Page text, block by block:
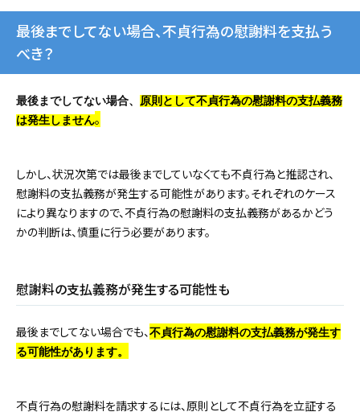
最後までしてない場合、不貞行為の慰謝料を支払う
べき？
最後までしてない場合、 原則として不貞行為の慰謝料の支払義務
は発生しません。
しかし、状況次第では最後までしていなくても不貞行為と推認され、
慰謝料の支払義務が発生する可能性があります。それぞれのケース
により異なりますので、不貞行為の慰謝料の支払義務があるかどう
かの判断は、慎重に行う必要があります。
慰謝料の支払義務が発生する可能性も
最後までしてない場合でも、不貞行為の慰謝料の支払義務が発生す
る可能性があります。
不貞行為の慰謝料を請求するには、原則として不貞行為を立証する